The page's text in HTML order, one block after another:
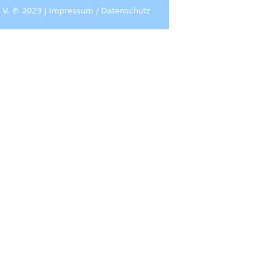
V. © 2023 | Impressum / Datenschutz